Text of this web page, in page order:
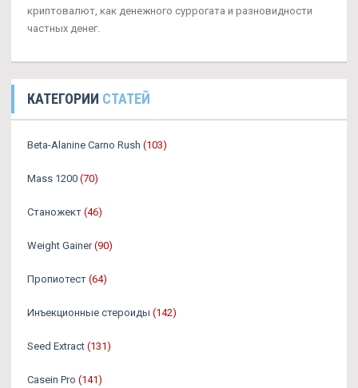
криптовалют, как денежного суррогата и разновидности
частных денег.
КАТЕГОРИИ СТАТЕЙ
Beta-Alanine Carno Rush (103)
Mass 1200 (70)
Станожект (46)
Weight Gainer (90)
Пропиотест (64)
Инъекционные стероиды (142)
Seed Extract (131)
Casein Pro (141)